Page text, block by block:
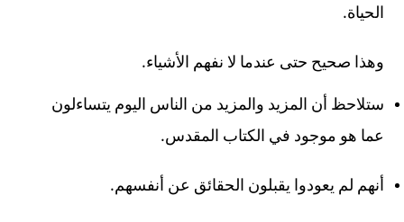
الحياة.
وهذا صحيح حتى عندما لا نفهم الأشياء.
ستلاحظ أن المزيد والمزيد من الناس اليوم يتساءلون
عما هو موجود في الكتاب المقدس.
أنهم لم يعودوا يقبلون الحقائق عن أنفسهم.